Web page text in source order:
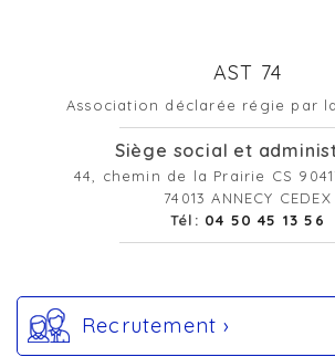
AST 74
Association déclarée régie par
Siège social et
44, chemin de la Prairie CS
74013 ANNECY CEDEX
Tél: 04 50 45 13 56
Recrutement ›